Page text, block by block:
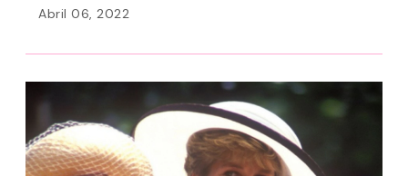
Abril 06, 2022